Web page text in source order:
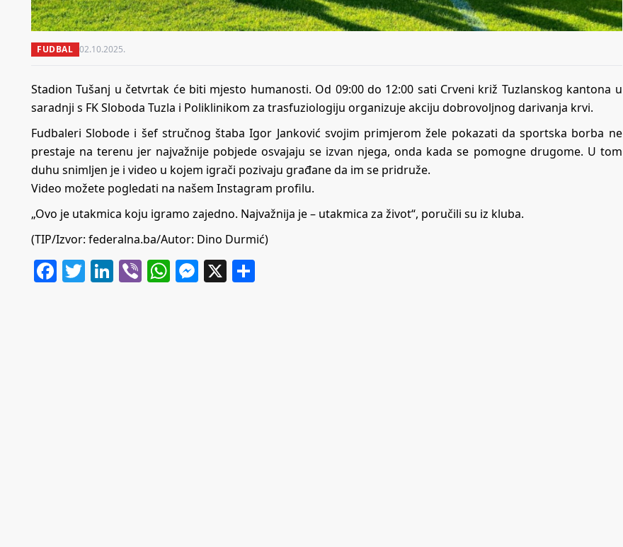
FUDBAL 02.10.2025.
Stadion Tušanj u četvrtak će biti mjesto humanosti. Od 09:00 do 12:00 sati Crveni križ Tuzlanskog kantona u
saradnji s FK Sloboda Tuzla i Poliklinikom za trasfuziologiju organizuje akciju dobrovoljnog darivanja krvi.
Fudbaleri Slobode i šef stručnog štaba Igor Janković svojim primjerom žele pokazati da sportska borba ne
prestaje na terenu jer najvažnije pobjede osvajaju se izvan njega, onda kada se pomogne drugome. U tom
duhu snimljen je i video u kojem igrači pozivaju građane da im se pridruže.
Video možete pogledati na našem Instagram profilu.
„Ovo je utakmica koju igramo zajedno. Najvažnija je – utakmica za život“, poručili su iz kluba.
(TIP/Izvor: federalna.ba/Autor: Dino Durmić)
Facebook
Twitter
LinkedIn
ViberWhatsApp
Messenger
X